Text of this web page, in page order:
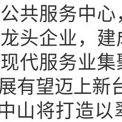
共服务中
头企业，
代服务业
有望迈上新
山将打造以